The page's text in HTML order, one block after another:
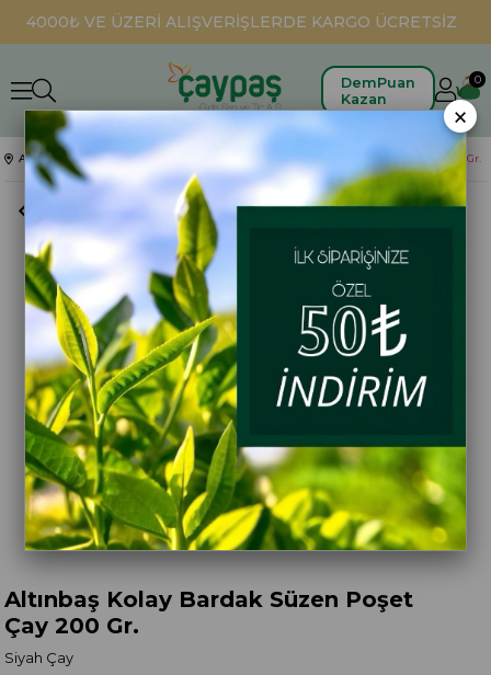
4000₺ VE ÜZERİ ALIŞVERİŞLERDE KARGO ÜCRETSİZ
DemPuan
Kazan
0
Anasayfa Bardak Poşet Çaylar Altınbaş Kolay Bardak Süzen Poşet Çay 200 Gr.
Altınbaş Kolay Bardak Süzen Poşet
Çay 200 Gr.
Siyah Çay
×